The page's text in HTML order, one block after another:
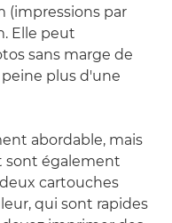
(impressions par
Elle peut
sans marge de
peine plus d'une
abordable, mais
sont également
cartouches
qui sont rapides